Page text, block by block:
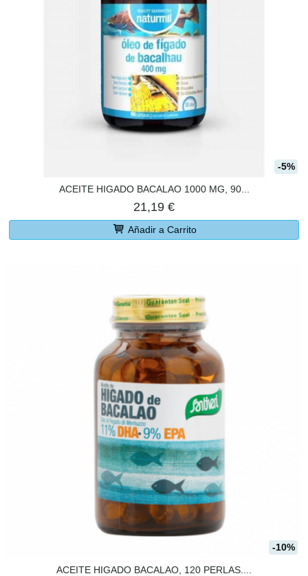
-5%
ACEITE HIGADO BACALAO 1000 MG, 90...
21,19 €
Añadir a Carrito
-10%
ACEITE HIGADO BACALAO, 120 PERLAS....